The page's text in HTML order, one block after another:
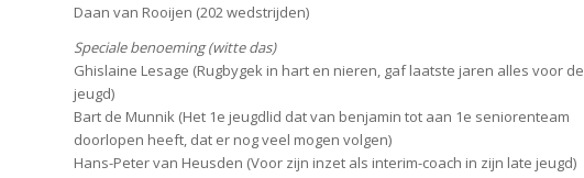
Daan van Rooijen (202 wedstrijden)
Speciale benoeming (witte das)
Ghislaine Lesage (Rugbygek in hart en nieren, gaf laatste jaren alles voor de
jeugd)
Bart de Munnik (Het 1e jeugdlid dat van benjamin tot aan 1e seniorenteam
doorlopen heeft, dat er nog veel mogen volgen)
Hans-Peter van Heusden (Voor zijn inzet als interim-coach in zijn late jeugd)